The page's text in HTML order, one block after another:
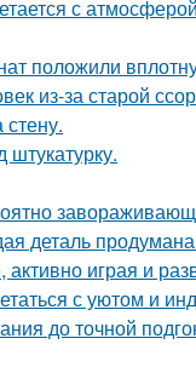
с
положили
из-за старой
деталь
играя и
с уютом и
до точной